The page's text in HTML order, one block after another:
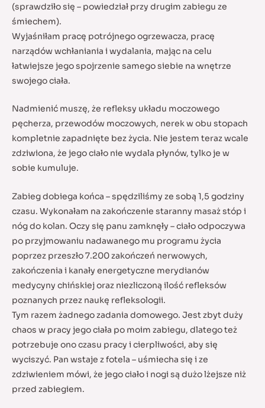
(sprawdziło się – powiedział przy drugim zabiegu ze
śmiechem).
Wyjaśniłam pracę potrójnego ogrzewacza, pracę
narządów wchłaniania i wydalania, mając na celu
łatwiejsze jego spojrzenie samego siebie na wnętrze
swojego ciała.
Nadmienić muszę, że refleksy układu moczowego
pęcherza, przewodów moczowych, nerek w obu stopach
kompletnie zapadnięte bez życia. Nie jestem teraz wcale
zdziwiona, że jego ciało nie wydala płynów, tylko je w
sobie kumuluje.
Zabieg dobiega końca – spędziliśmy ze sobą 1,5 godziny
czasu. Wykonałam na zakończenie staranny masaż stóp i
nóg do kolan. Oczy się panu zamknęły – ciało odpoczywa
po przyjmowaniu nadawanego mu programu życia
poprzez przeszło 7.200 zakończeń nerwowych,
zakończenia i kanały energetyczne merydianów
medycyny chińskiej oraz niezliczoną ilość refleksów
poznanych przez naukę refleksologii.
Tym razem żadnego zadania domowego. Jest zbyt duży
chaos w pracy jego ciała po moim zabiegu, dlatego też
potrzebuje ono czasu pracy i cierpliwości, aby się
wyciszyć. Pan wstaje z fotela – uśmiecha się i ze
zdziwieniem mówi, że jego ciało i nogi są dużo lżejsze niż
przed zabiegiem.